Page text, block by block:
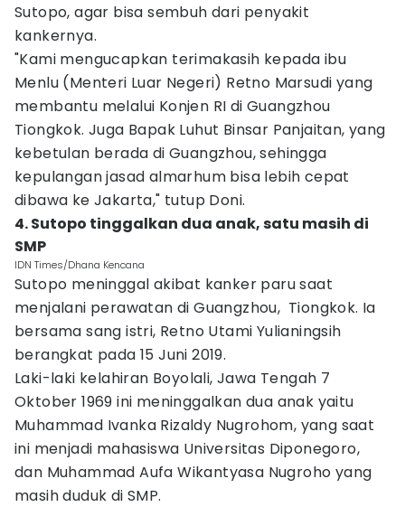
Sutopo, agar bisa sembuh dari penyakit
kankernya.
"Kami mengucapkan terimakasih kepada ibu
Menlu (Menteri Luar Negeri) Retno Marsudi yang
membantu melalui Konjen RI di Guangzhou
Tiongkok. Juga Bapak Luhut Binsar Panjaitan, yang
kebetulan berada di Guangzhou, sehingga
kepulangan jasad almarhum bisa lebih cepat
dibawa ke Jakarta," tutup Doni.
4. Sutopo tinggalkan dua anak, satu masih di
SMP
IDN Times/Dhana Kencana
Sutopo meninggal akibat kanker paru saat
menjalani perawatan di Guangzhou, Tiongkok. Ia
bersama sang istri, Retno Utami Yulianingsih
berangkat pada 15 Juni 2019.
Laki-laki kelahiran Boyolali, Jawa Tengah 7
Oktober 1969 ini meninggalkan dua anak yaitu
Muhammad Ivanka Rizaldy Nugrohom, yang saat
ini menjadi mahasiswa Universitas Diponegoro,
dan Muhammad Aufa Wikantyasa Nugroho yang
masih duduk di SMP.